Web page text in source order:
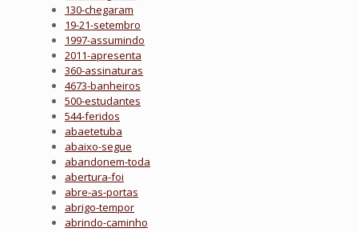
130-chegaram
19-21-setembro
1997-assumindo
2011-apresenta
360-assinaturas
4673-banheiros
500-estudantes
544-feridos
abaetetuba
abaixo-segue
abandonem-toda
abertura-foi
abre-as-portas
abrigo-tempor
abrindo-caminho